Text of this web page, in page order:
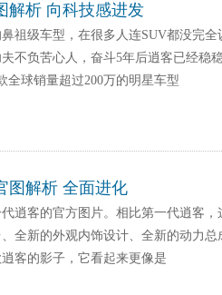
解析 向科技感进发
祖级车型，在很多人连SUV都没完全
不负苦心人，奋斗5年后逍客已经稳
全球销量超过200万的明星车型
图解析 全面进化
逍客的官方图片。相比第一代逍客
全新的外观内饰设计、全新的动力
客的影子，它看起来更像是